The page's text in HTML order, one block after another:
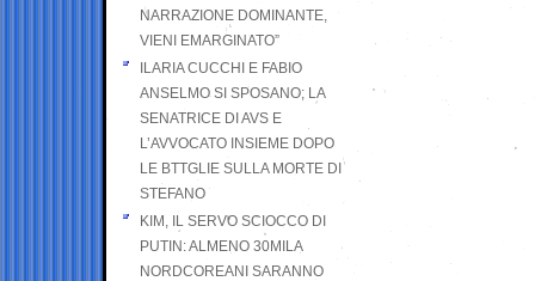
NARRAZIONE DOMINANTE,
VIENI EMARGINATO”
ILARIA CUCCHI E FABIO
ANSELMO SI SPOSANO; LA
SENATRICE DI AVS E
L’AVVOCATO INSIEME DOPO
LE BTTGLIE SULLA MORTE DI
STEFANO
KIM, IL SERVO SCIOCCO DI
PUTIN: ALMENO 30MILA
NORDCOREANI SARANNO